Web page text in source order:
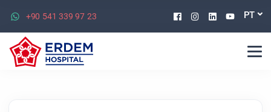
+90 541 339 97 23 Facebook
Instagram
Linkedin
PT